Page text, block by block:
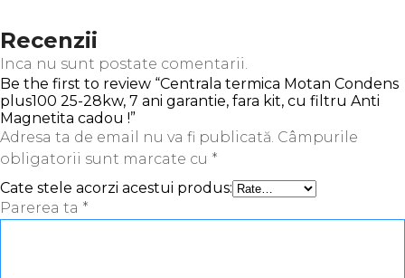
Recenzii
Inca nu sunt postate comentarii.
Be the first to review “Centrala termica Motan Condens
plus100 25-28kw, 7 ani garantie, fara kit, cu filtru Anti
Magnetita cadou !”
Adresa ta de email nu va fi publicată. Câmpurile
obligatorii sunt marcate cu *
Cate stele acorzi acestui produs:
Parerea ta *